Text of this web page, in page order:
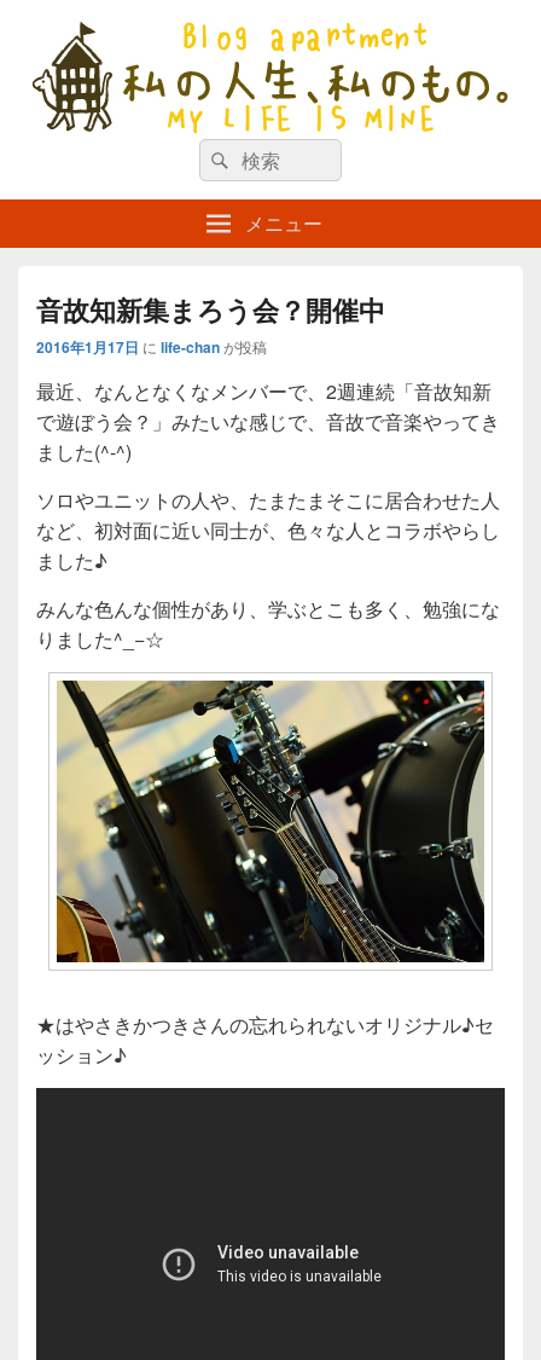
私の人生、私のもの。【新館】
検
索
対
象:
検
索
メニュー
音故知新集まろう会？開催中
2016年1月17日 に life-chanが投稿
最近、なんとなくなメンバーで、2週連続「音故知新
で遊ぼう会？」みたいな感じで、音故で音楽やってき
ました(^-^)
ソロやユニットの人や、たまたまそこに居合わせた人
など、初対面に近い同士が、色々な人とコラボやらし
ました♪
みんな色んな個性があり、学ぶとこも多く、勉強にな
りました^_−☆
★はやさきかつきさんの忘れられないオリジナル♪セ
ッション♪